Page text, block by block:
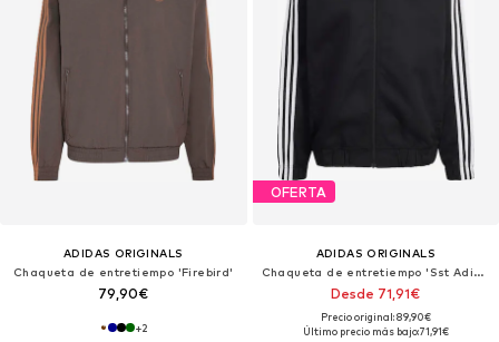
ADIDAS ORIGINALS
Chaqueta de entretiempo 'Firebird'
79,90€
+2
OFERTA
ADIDAS ORIGINALS
Chaqueta de entretiempo 'Sst Adicolor Classics'
Desde 71,91€
Precio original: 89,90€
Último precio más bajo:71,91€